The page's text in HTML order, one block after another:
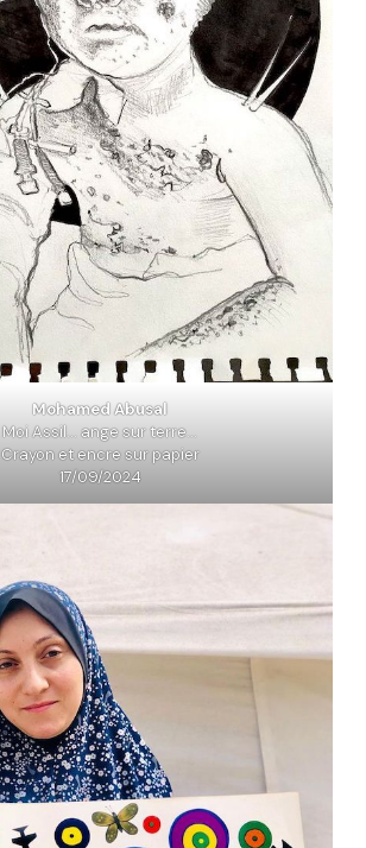
Mohamed Abusal
Moi Assil… ange sur terre…
Crayon et encre sur papier
17/09/2024